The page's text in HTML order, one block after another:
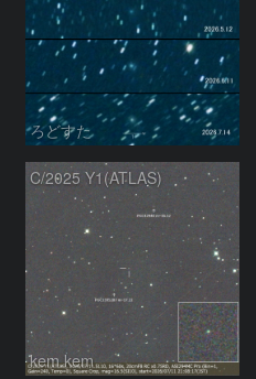
ろどすた
C/2025 Y1(ATLAS)
kem.kem